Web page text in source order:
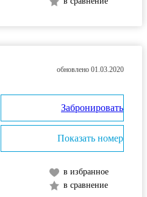
обновлено 01.03.2020
в избранное
в сравнение
Забронировать
Показать номер